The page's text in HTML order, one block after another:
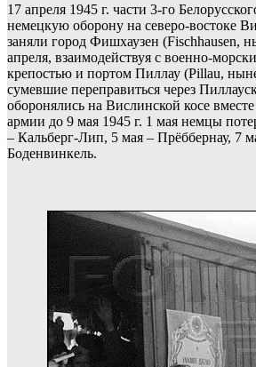
17 апреля 1945 г. части 3-го
немецкую оборону на северо-востоке
заняли город Фишхаузен (Fischhausen,
апреля, взаимодействуя с военно-
крепостью и портом Пиллау (Pillau,
сумевшие переправиться через
оборонялись на Вислинской косе
армии до 9 мая 1945 г. 1 мая немцы
– Кальберг-Лип, 5 мая – Прёббернау, 7
Боденвинкель.